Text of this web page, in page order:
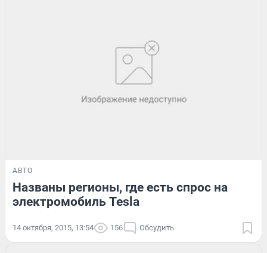
АВТО
Названы регионы, где есть спрос на
электромобиль Tesla
14 октября, 2015, 13:54 156 Обсудить